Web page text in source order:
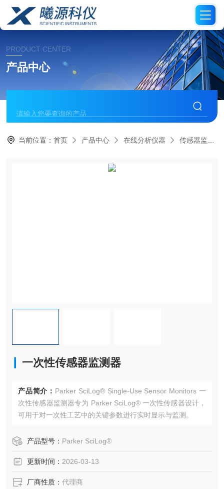
PRODUCT CENTER
产品中心
当前位置：首页 产品中心 在线分析仪器 传感器监控器
一次性传感器监测器
产品简介： Parker SciLog® Single-Use Sensor Monitors 一
次性传感器监测器专为 Parker SciLog® 一次性传感器设计，
可用于对一次性工艺中的关键参数进行实时显示与监测。
产品型号： Parker SciLog®
更新时间： 2026-03-13
厂商性质： 代理商